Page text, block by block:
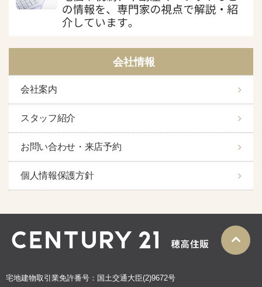
会社情報
会社案内
スタッフ紹介
お問い合わせ・来店予約
個人情報保護方針
宅地建物取引業免許番号：国土交通大臣(2)9672号